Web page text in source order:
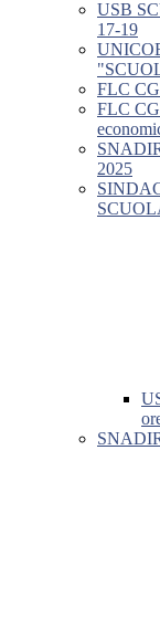
USB
17-19
FLC
FLC
2025